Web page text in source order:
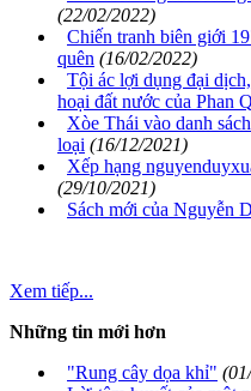
(22/02/2022)
Chiến tranh biên giới
quên (16/02/2022)
Tội ác lợi dụng đại
hoại đất nước của Phan
Xòe Thái vào danh
loại (16/12/2021)
Xếp hạng
(29/10/2021)
Sách mới của Nguyễn
Xem tiếp...
Những tin mới hơn
"Rung cây dọa khỉ"